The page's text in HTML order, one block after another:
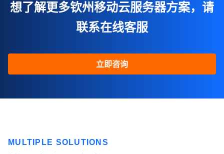
想了解更多钦州移动云服务器方案，请
联系在线客服
立即咨询
MULTIPLE SOLUTIONS